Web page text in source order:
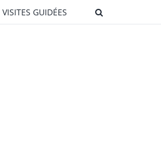
VISITES GUIDÉES